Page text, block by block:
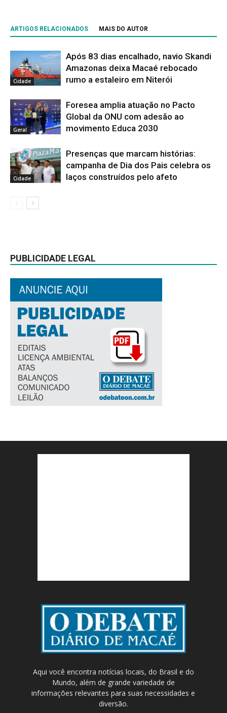
ARTIGOS RELACIONADOS MAIS DO AUTOR
Cidade
Após 83 dias encalhado, navio Skandi
Amazonas deixa Macaé rebocado
rumo a estaleiro em Niterói
Geral
Foresea amplia atuação no Pacto
Global da ONU com adesão ao
movimento Educa 2030
Cidade
Presenças que marcam histórias:
campanha de Dia dos Pais celebra os
laços construídos pelo afeto
PUBLICIDADE LEGAL
Aqui você encontra notícias locais, do Brasil e do
Mundo, além de grande variedade de
informações relevantes para suas necessidades e
diversão.